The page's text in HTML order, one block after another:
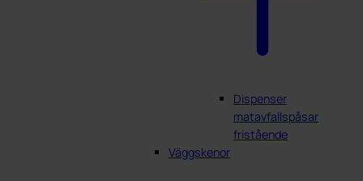
Dispenser
matavfallspåsar
fristående
Väggskenor